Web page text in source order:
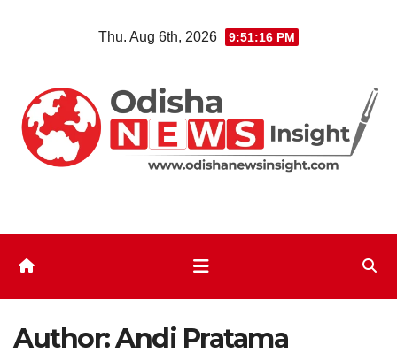
Thu. Aug 6th, 2026 9:51:18 PM
Author:Andi Pratama